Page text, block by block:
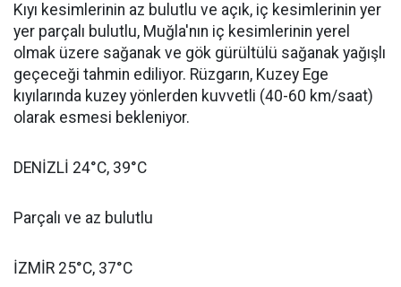
Kıyı kesimlerinin az bulutlu ve açık, iç kesimlerinin yer
yer parçalı bulutlu, Muğla'nın iç kesimlerinin yerel
olmak üzere sağanak ve gök gürültülü sağanak yağışlı
geçeceği tahmin ediliyor. Rüzgarın, Kuzey Ege
kıyılarında kuzey yönlerden kuvvetli (40-60 km/saat)
olarak esmesi bekleniyor.
DENİZLİ 24°C, 39°C
Parçalı ve az bulutlu
İZMİR 25°C, 37°C